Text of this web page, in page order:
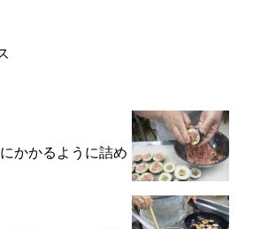
かかるように詰め